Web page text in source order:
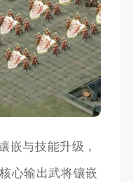
嵌与技能升级，
心输出武将镶嵌